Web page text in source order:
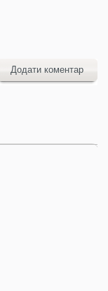
Додати коментар